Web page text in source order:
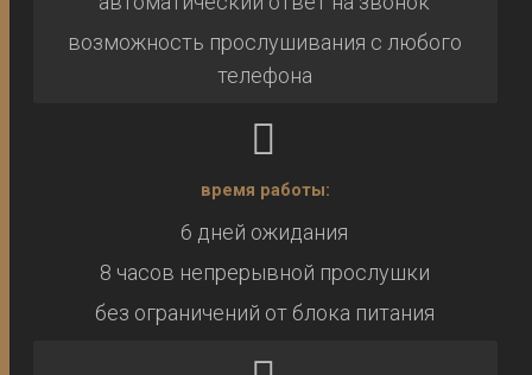
возможность прослушивания с любого
телефона
время работы:
6 дней ожидания
8 часов непрерывной прослушки
без ограничений от блока питания